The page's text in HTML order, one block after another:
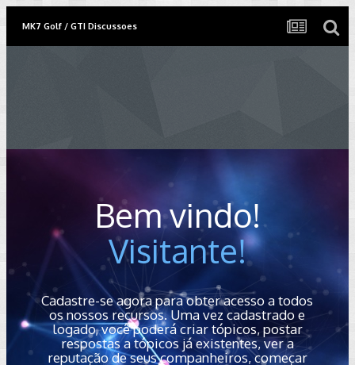
MK7 Golf / GTI Discussoes
Bem vindo!
Visitante!
Cadastre-se agora para obter acesso a todos
os nossos recursos. Uma vez cadastrado e
logado, você poderá criar tópicos, postar
respostas a tópicos já existentes, ver a
reputação de seus companheiros, começar